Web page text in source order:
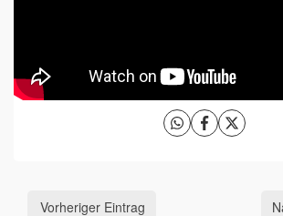
Vorheriger Eintrag